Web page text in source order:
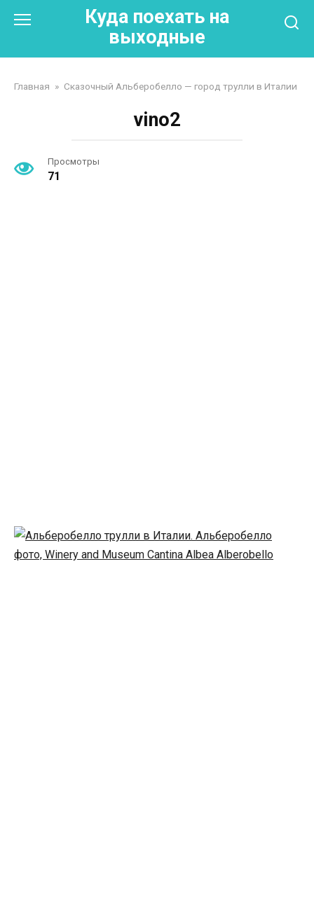
Куда поехать на
выходные
Главная » Сказочный Альберобелло — город трулли в Италии
vino2
Просмотры
71